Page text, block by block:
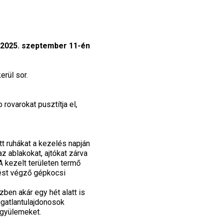
2025. szeptember 11-én
sor.
rovarokat pusztítja el,
ruhákat a kezelés napján
ablakokat, ajtókat zárva
kezelt területen termő
végző gépkocsi
akár egy hét alatt is